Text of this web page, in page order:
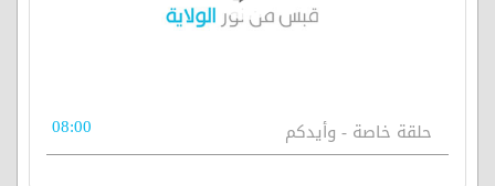
حلقة خاصة - وأيدكم 08:00